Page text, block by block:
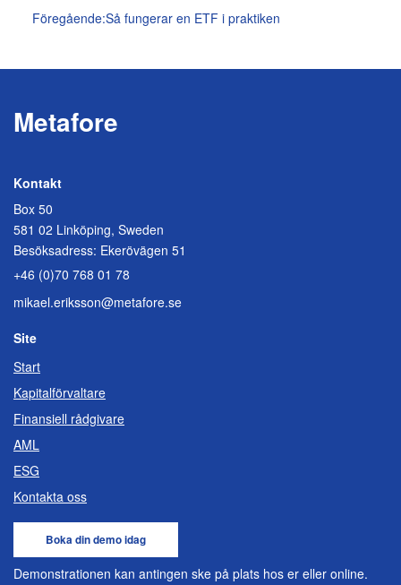
Inläggsnavigering
Föregående:Så fungerar en ETF i praktiken
Metafore
Kontakt
Box 50
581 02 Linköping, Sweden
Besöksadress: Ekerövägen 51
+46 (0)70 768 01 78
mikael.eriksson@metafore.se
Site
Start
Kapitalförvaltare
Finansiell rådgivare
AML
ESG
Kontakta oss
Boka din demo idag
Demonstrationen kan antingen ske på plats hos er eller online.